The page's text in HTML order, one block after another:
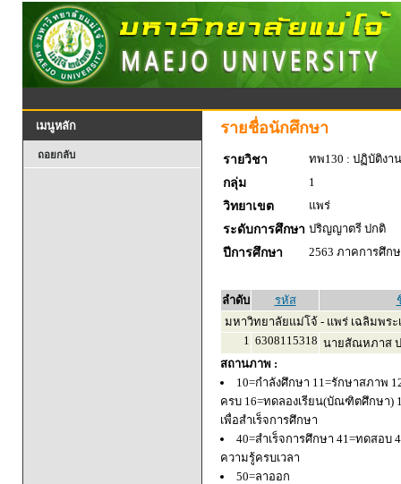
เมนูหลัก
ถอยกลับ
รายชื่อนักศึกษา
รายวิชา
ทพ130 : ปฏิบัติงา
กลุ่ม
1
วิทยาเขต
แพร่
ระดับการศึกษา ปริญญาตรี ปกติ
ปีการศึกษา
2563 ภาคการศึก
ลำดับ รหัส
มหาวิทยาลัยแม่โจ้ - แพร่ เฉลิมพระ
1 6308115318 นายสัณหภาส
สถานภาพ :
10=กำลังศึกษา 11=รักษาสภาพ
ครบ 16=ทดลองเรียน(บัณฑิตศึกษา)
เพื่อสำเร็จการศึกษา
40=สำเร็จการศึกษา 41=ทดสอบ
ความรู้ครบเวลา
50=ลาออก